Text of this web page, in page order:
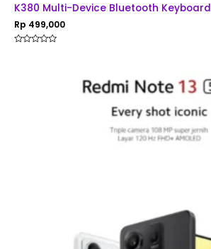
K380 Multi-Device Bluetooth Keyboard
Rp 499,000